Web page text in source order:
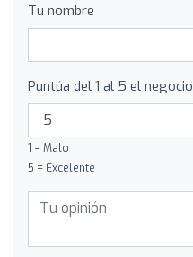
Tu nombre
Puntúa del 1 al 5 el negocio
1 = Malo
5 = Excelente